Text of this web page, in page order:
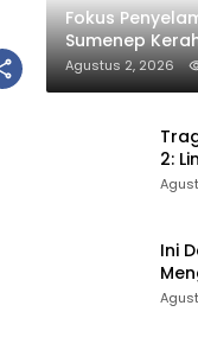
Fokus
Sumenep
Ambulans ke
Agustus 2, 2026
2:
Ini